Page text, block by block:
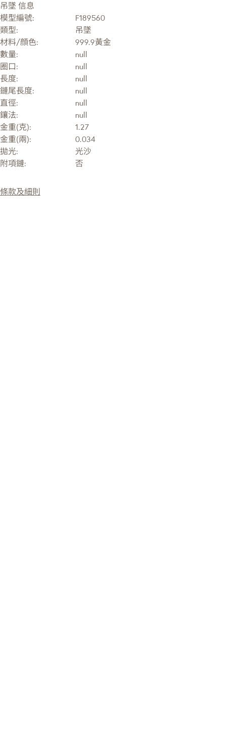
吊墜 信息
模型編號:
F189560
類型:
吊墜
材料/顔色:
999.9黃金
數量:
null
圈口:
null
長度:
null
鏈尾長度:
null
直徑:
null
鑲法:
null
金重(克):
1.27
金重(兩):
0.034
拋光:
光沙
附項鏈:
否
條款及細則